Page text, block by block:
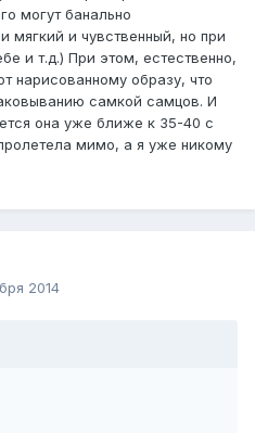
могут банально
мягкий и чувственный, но при
и т.д.) При этом, естественно,
нарисованному образу, что
самкой самцов. И
она уже ближе к 35-40 с
мимо, а я уже никому
2014